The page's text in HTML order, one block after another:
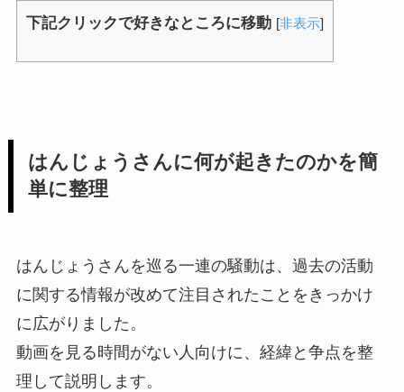
下記クリックで好きなところに移動 [非表示]
はんじょうさんに何が起きたのかを簡
単に整理
はんじょうさんを巡る一連の騒動は、過去の活動
に関する情報が改めて注目されたことをきっかけ
に広がりました。
動画を見る時間がない人向けに、経緯と争点を整
理して説明します。